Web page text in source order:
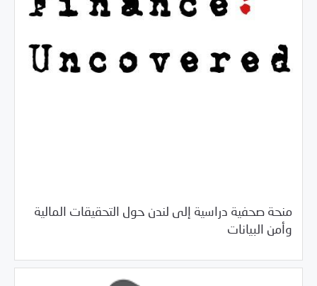
منحة صحفية دراسية إلى لندن حول التحقيقات المالية
وأمن البيانات
06/18/2018 خبر بارز /فرص التدريب و المشاركة